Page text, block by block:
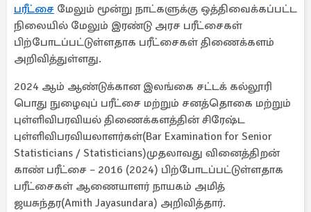
பரீட்சை மேலும் மூன்று நாட்களுக்கு ஒத்திவைக்கப்பட்ட
நிலையில் மேலும் இரண்டு அரச பரீட்சைகள்
பிற்போடப்பட்டுள்ளதாக பரீட்சைகள் திணைக்களம்
அறிவித்துள்ளது.
2024 ஆம் ஆண்டுக்கான இலங்கை சட்டக் கல்லூரி
பொது நுழைவுப் பரீட்சை மற்றும் சனத்தொகை மற்றும்
புள்ளிவிபரவியல் திணைக்களத்தின் சிரேஷ்ட
புள்ளிவிபரவியலாளர்கள்(Bar Examination for Senior
Statisticians / Statisticians)முதலாவது வினைத்திறன்
காண் பரீட்சை – 2016 (2024) பிற்போடப்பட்டுள்ளதாக
பரீட்சைகள் ஆணையாளர் நாயகம் அமித்
ஜயசுந்தர(Amith Jayasundara) அறிவித்தார்.